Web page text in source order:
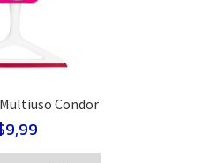
Condor
9,99